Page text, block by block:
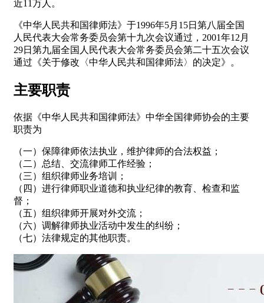
近11万人。
《中华人民共和国律师法》于1996年5月15日第八届全国
人民代表大会常务委员会第十九次会议通过，2001年12月
29日第九届全国人民代表大会常务委员会第二十五次会议
通过《关于修改〈中华人民共和国律师法〉的决定》。
主要职责
依据《中华人民共和国律师法》中华全国律师协会的主要
职责为
（一）保障律师依法执业，维护律师的合法权益；
（二）总结、交流律师工作经验；
（三）组织律师业务培训；
（四）进行律师职业道德和执业纪律的教育、检查和监
督；
（五）组织律师开展对外交流；
（六）调解律师执业活动中发生的纠纷；
（七）法律规定的其他职责。